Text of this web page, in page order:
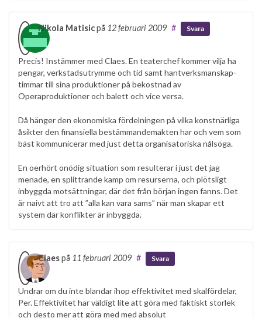
Nikola Matisicpå 12 februari 2009 # Svara
Precis! Instämmer med Claes. En teaterchef kommer vilja ha
pengar, verkstadsutrymme och tid samt hantverksmanskap-
timmar till sina produktioner på bekostnad av
Operaproduktioner och balett och vice versa.
Då hänger den ekonomiska fördelningen på vilka konstnärliga
åsikter den finansiella bestämmandemakten har och vem som
bäst kommunicerar med just detta organisatoriska nålsöga.
En oerhört onödig situation som resulterar i just det jag
menade, en splittrande kamp om resurserna, och plötsligt
inbyggda motsättningar, där det från början ingen fanns. Det
är naivt att tro att ”alla kan vara sams” när man skapar ett
system där konflikter är inbyggda.
Claespå 11 februari 2009 # Svara
Undrar om du inte blandar ihop effektivitet med skalfördelar,
Per. Effektivitet har väldigt lite att göra med faktiskt storlek
och desto mer att göra med med absolut